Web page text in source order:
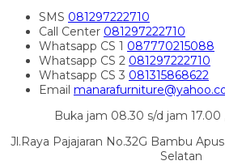
SMS 081297222710
Call Center 081297222710
Whatsapp CS 1 087770215088
Whatsapp CS 2 081297222710
Whatsapp CS 3 081315868622
Email
Buka jam 08.30 s/d jam
Jl.Raya Pajajaran No.32G Bambu
Selatan